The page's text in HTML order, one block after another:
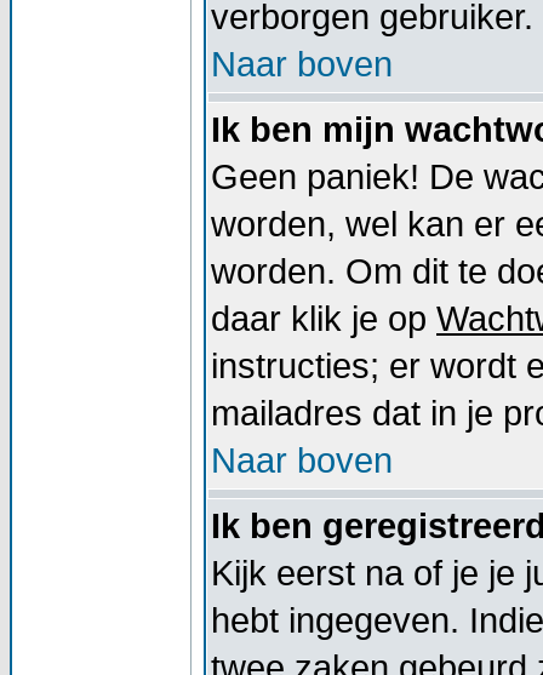
verborgen gebruiker.
Naar boven
Ik ben mijn
Geen paniek! De
worden, wel kan er
worden. Om dit te
daar klik je op
instructies; er wordt
mailadres dat in je
Naar boven
Ik ben
Kijk eerst na of je je
hebt ingegeven.